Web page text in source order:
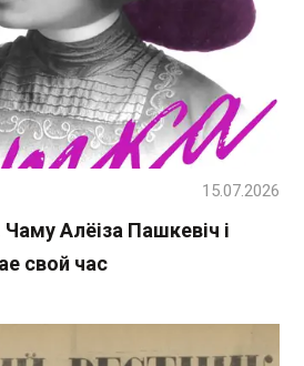
Алёіза Пашкевіч і
свой час
15.07.2026